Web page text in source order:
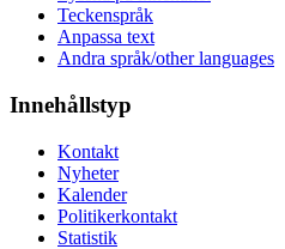
Teckenspråk
Anpassa text
Andra språk/other languages
Innehållstyp
Kontakt
Nyheter
Kalender
Politikerkontakt
Statistik